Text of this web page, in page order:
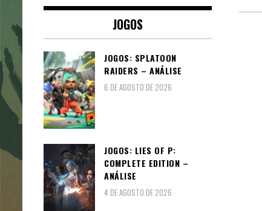
JOGOS
JOGOS: SPLATOON
RAIDERS – ANÁLISE
6 DE AGOSTO DE 2026
JOGOS: LIES OF P:
COMPLETE EDITION –
ANÁLISE
4 DE AGOSTO DE 2026